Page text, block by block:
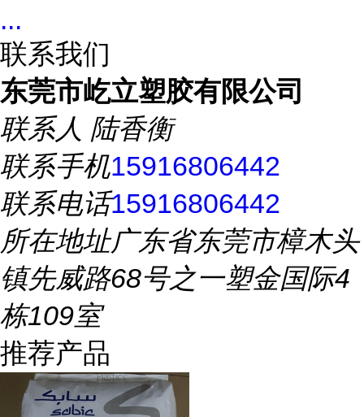
...
联系我们
东莞市屹立塑胶有限公司
联系人 陆香衡
联系手机15916806442
联系电话15916806442
所在地址广东省东莞市樟木头
镇先威路68号之一塑金国际4
栋109室
推荐产品